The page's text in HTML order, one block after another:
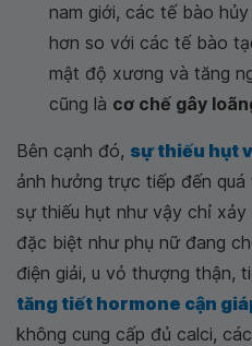
nam giới, các tế bào
hơn so với các tế bào
mật độ xương và tăng
cũng là cơ chế gây
Bên cạnh đó, sự thiếu hụt
ảnh hưởng trực tiếp đến
sự thiếu hụt như vậy chỉ
đặc biệt như phụ nữ đang
điện giải, u vỏ thượng thận,
tăng tiết hormone cận
không cung cấp đủ calci,